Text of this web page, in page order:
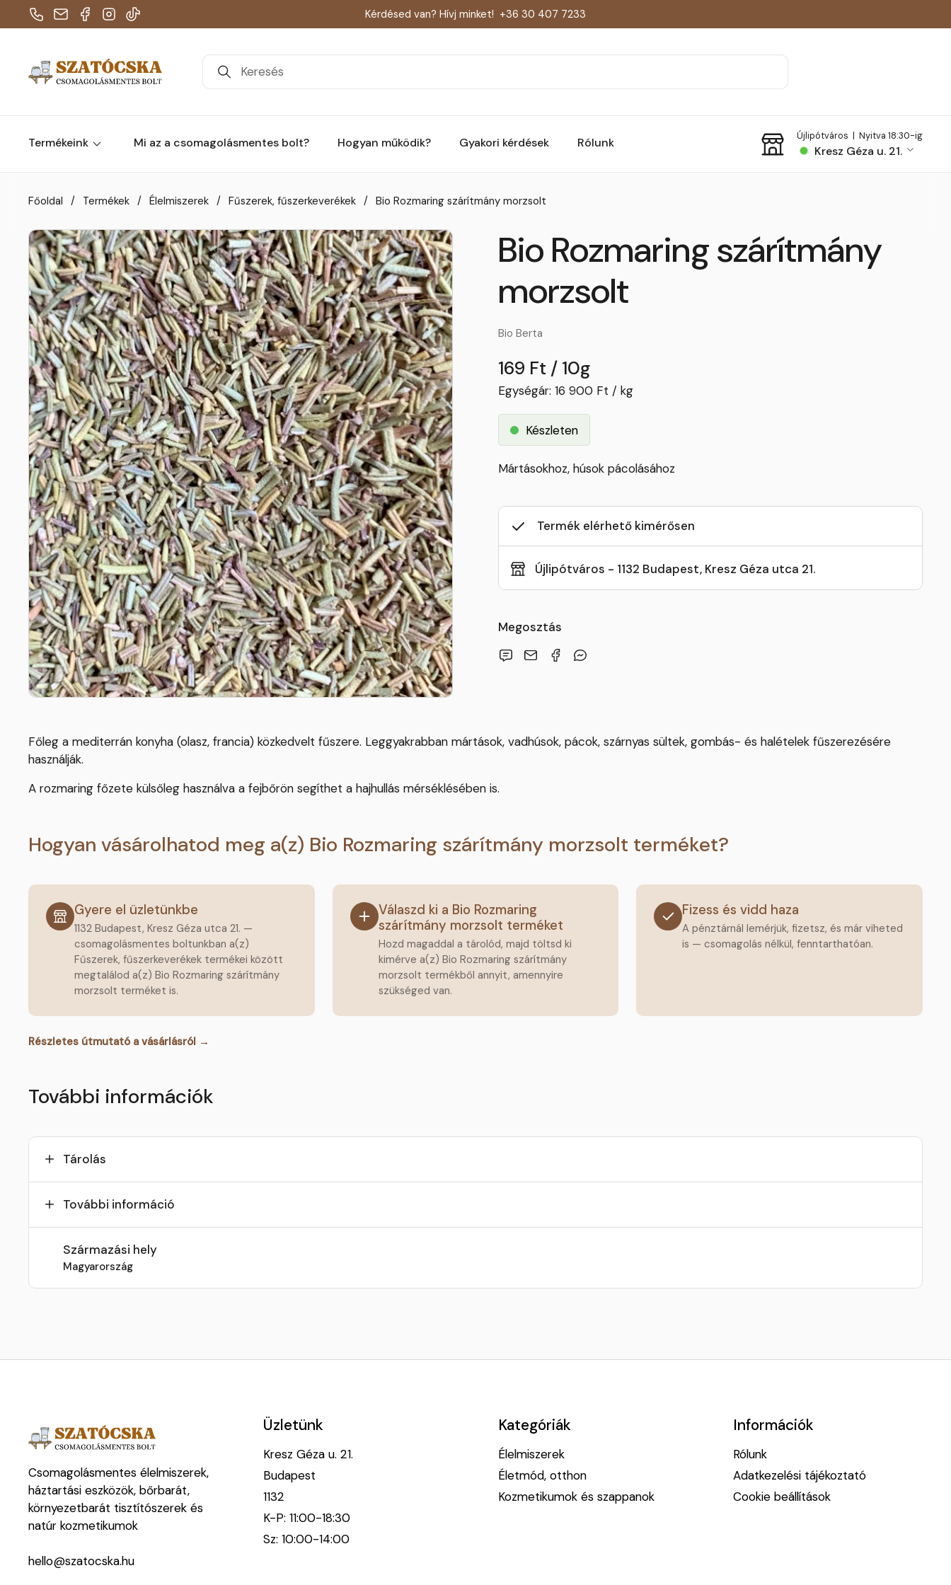
TelefonE-mailFacebook
Instagram
TikTok
Kérdésed van? Hívj minket! +36 30 407 7233
Termékeink Mi az a csomagolásmentes bolt? Hogyan működik? Gyakori kérdések Rólunk Újlipótváros | Nyitva 18:30-ig
Kresz Géza u. 21.
Főoldal / Termékek / Élelmiszerek / Fűszerek, fűszerkeverékek / Bio Rozmaring szárítmány morzsolt
Bio Rozmaring szárítmány
morzsolt
Bio Berta
169 Ft / 10g
Egységár: 16 900 Ft / kg
Készleten
Mártásokhoz, húsok pácolásához
Termék elérhető kimérősen
Újlipótváros - 1132 Budapest, Kresz Géza utca 21.
Megosztás
Főleg a mediterrán konyha (olasz, francia) közkedvelt fűszere. Leggyakrabban mártások, vadhúsok, pácok, szárnyas sültek, gombás- és halételek fűszerezésére
használják.
A rozmaring főzete külsőleg használva a fejbőrön segíthet a hajhullás mérséklésében is.
Hogyan vásárolhatod meg a(z) Bio Rozmaring szárítmány morzsolt terméket?
Gyere el üzletünkbe
1132 Budapest, Kresz Géza utca 21. —
csomagolásmentes boltunkban a(z)
Fűszerek, fűszerkeverékek termékei között
megtalálod a(z) Bio Rozmaring szárítmány
morzsolt terméket is.
Válaszd ki a Bio Rozmaring
szárítmány morzsolt terméket
Hozd magaddal a tárolód, majd töltsd ki
kimérve a(z) Bio Rozmaring szárítmány
morzsolt termékből annyit, amennyire
szükséged van.
Fizess és vidd haza
A pénztárnál lemérjük, fizetsz, és már viheted
is — csomagolás nélkül, fenntarthatóan.
Részletes útmutató a vásárlásról →
További információk
Tárolás
További információ
Származási hely
Magyarország
Csomagolásmentes élelmiszerek,
háztartási eszközök, bőrbarát,
környezetbarát tisztítószerek és
natúr kozmetikumok
hello@szatocska.hu
Üzletünk
Kresz Géza u. 21.
Budapest
1132
K-P: 11:00-18:30
Sz: 10:00-14:00
Kategóriák
Élelmiszerek
Életmód, otthon
Kozmetikumok és szappanok
Információk
Rólunk
Adatkezelési tájékoztató
Cookie beállítások